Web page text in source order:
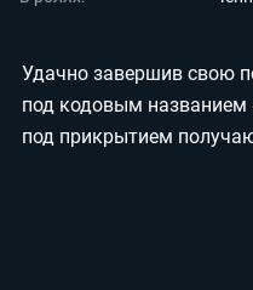
Мои места
Моя личная
Удачно завершив свою
под кодовым названием
под прикрытием